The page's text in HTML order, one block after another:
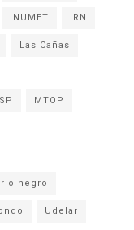
INUMET IRN
Las Cañas
MTOP
rio negro
Udelar